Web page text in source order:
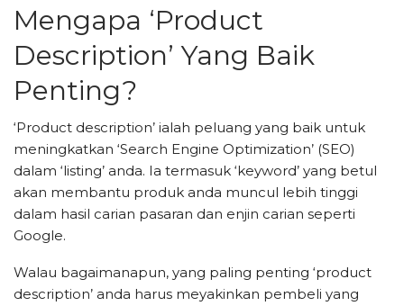
Mengapa ‘Product
Description’ Yang Baik
Penting?
‘Product description’ ialah peluang yang baik untuk
meningkatkan ‘Search Engine Optimization’ (SEO)
dalam ‘listing’ anda. Ia termasuk ‘keyword’ yang betul
akan membantu produk anda muncul lebih tinggi
dalam hasil carian pasaran dan enjin carian seperti
Google.
Walau bagaimanapun, yang paling penting ‘product
description’ anda harus meyakinkan pembeli yang